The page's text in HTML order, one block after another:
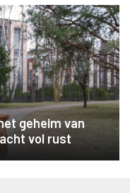
geheim van
vol rust